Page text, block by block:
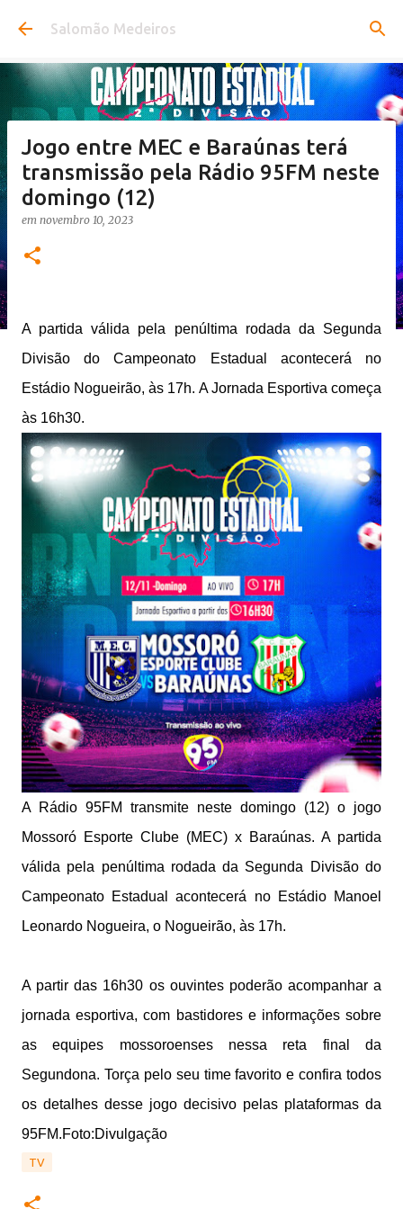
Pular para o conteúdo principal
Salomão Medeiros
Jogo entre MEC e Baraúnas terá
transmissão pela Rádio 95FM neste
domingo (12)
em novembro 10, 2023
A partida válida pela penúltima rodada da Segunda
Divisão do Campeonato Estadual acontecerá no
Estádio Nogueirão, às 17h. A Jornada Esportiva começa
às 16h30.
A Rádio 95FM transmite neste domingo (12) o jogo
Mossoró Esporte Clube (MEC) x Baraúnas. A partida
válida pela penúltima rodada da Segunda Divisão do
Campeonato Estadual acontecerá no Estádio Manoel
Leonardo Nogueira, o Nogueirão, às 17h.
A partir das 16h30 os ouvintes poderão acompanhar a
jornada esportiva, com bastidores e informações sobre
as equipes mossoroenses nessa reta final da
Segundona. Torça pelo seu time favorito e confira todos
os detalhes desse jogo decisivo pelas plataformas da
95FM.Foto:Divulgação
TV